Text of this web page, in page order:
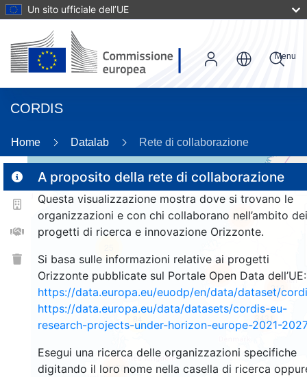
Un sito ufficiale dell’UE
CORDIS
Menu
Home Datalab Rete di collaborazione
A proposito della rete di collaborazione
Questa visualizzazione mostra dove si trovano le
organizzazioni e con chi collaborano nell’ambito dei
progetti di ricerca e innovazione Orizzonte.
Si basa sulle informazioni relative ai progetti
Orizzonte pubblicate sul Portale Open Data dell’UE:
https://data.europa.eu/euodp/en/data/dataset/
https://data.europa.eu/data/datasets/cordis-eu-
research-projects-under-horizon-europe-2021-2027
Esegui una ricerca delle organizzazioni specifiche
digitando il loro nome nella casella di ricerca
221
186
213
1476